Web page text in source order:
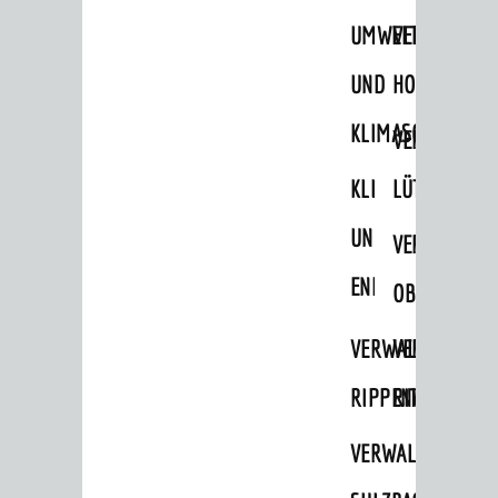
UMWELT-
UND
KLIMASCHUTZ
KLIMASCHUTZ
UND
RIPPENWEIER